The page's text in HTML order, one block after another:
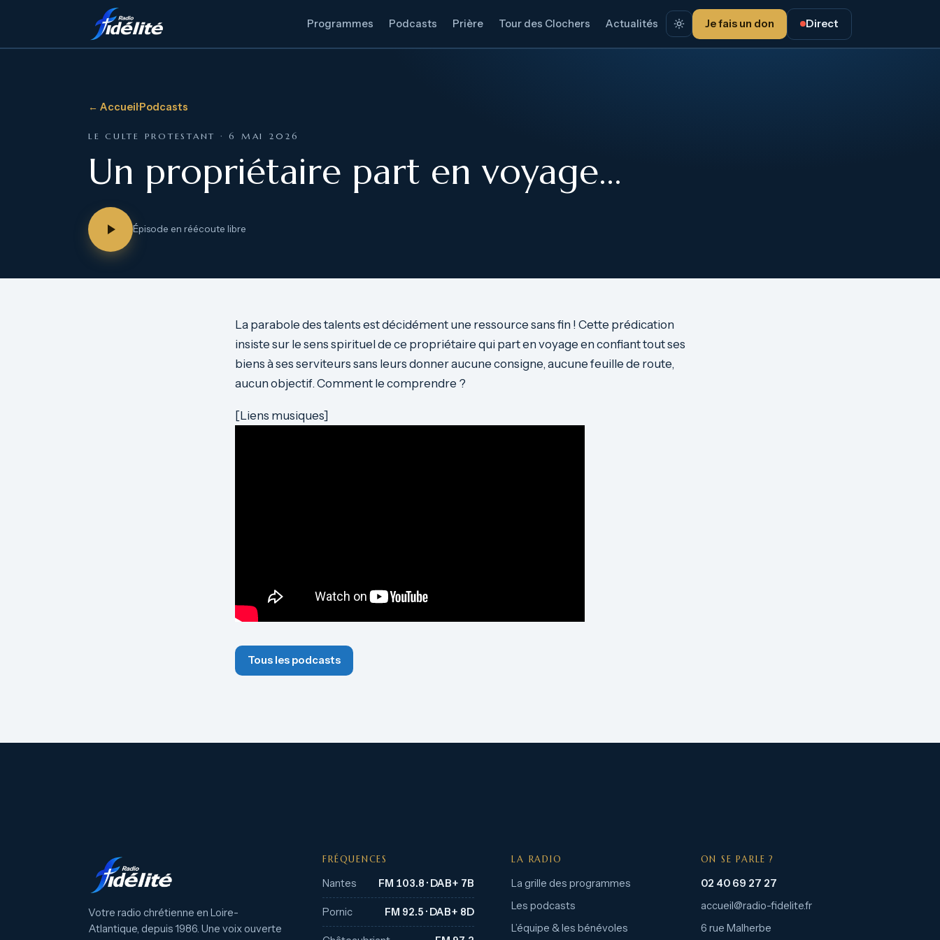
Programmes Podcasts Prière Tour des Clochers Actualités Je fais un don Direct
← Accueil·Podcasts
LE CULTE PROTESTANT · 6 MAI 2026
Un propriétaire part en voyage…
Épisode en réécoute libre
La parabole des talents est décidément une ressource sans fin ! Cette prédication
insiste sur le sens spirituel de ce propriétaire qui part en voyage en confiant tout ses
biens à ses serviteurs sans leurs donner aucune consigne, aucune feuille de route,
aucun objectif. Comment le comprendre ?
[Liens musiques]
Tous les podcasts
Votre radio chrétienne en Loire-
Atlantique, depuis 1986. Une voix ouverte
FRÉQUENCES
Nantes FM 103.8 · DAB+ 7B
Pornic FM 92.5 · DAB+ 8D
LA RADIO
La grille des programmes
Les podcasts
L’équipe & les bénévoles
ON SE PARLE ?
02 40 69 27 27
accueil@radio-fidelite.fr
6 rue Malherbe